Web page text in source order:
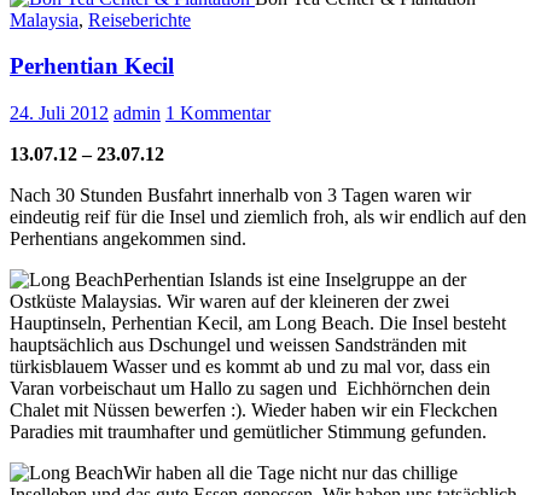
Malaysia, Reiseberichte
Perhentian Kecil
24. Juli 2012 admin 1 Kommentar
13.07.12 – 23.07.12
Nach 30 Stunden Busfahrt innerhalb von 3 Tagen waren wir
eindeutig reif für die Insel und ziemlich froh, als wir endlich auf den
Perhentians angekommen sind.
Perhentian Islands ist eine Inselgruppe an der
Ostküste Malaysias. Wir waren auf der kleineren der zwei
Hauptinseln, Perhentian Kecil, am Long Beach. Die Insel besteht
hauptsächlich aus Dschungel und weissen Sandstränden mit
türkisblauem Wasser und es kommt ab und zu mal vor, dass ein
Varan vorbeischaut um Hallo zu sagen und Eichhörnchen dein
Chalet mit Nüssen bewerfen :). Wieder haben wir ein Fleckchen
Paradies mit traumhafter und gemütlicher Stimmung gefunden.
Wir haben all die Tage nicht nur das chillige